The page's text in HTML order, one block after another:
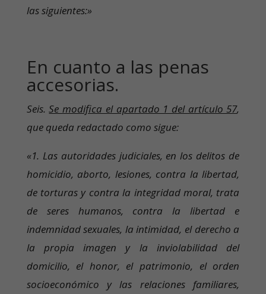
las siguientes:»
En cuanto a las penas
accesorias.
Seis.Se modifica el apartado 1 del artículo 57,
que queda redactado como sigue:
«1. Las autoridades judiciales, en los delitos de
homicidio, aborto, lesiones, contra la libertad,
de torturas y contra la integridad moral, trata
de seres humanos, contra la libertad e
indemnidad sexuales, la intimidad, el derecho a
la propia imagen y la inviolabilidad del
domicilio, el honor, el patrimonio, el orden
socioeconómico y las relaciones familiares,